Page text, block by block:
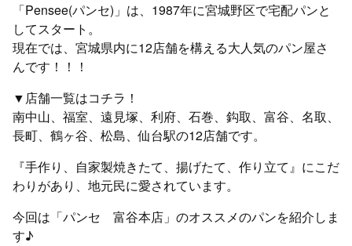
「Pensee(パンセ)」は、1987年に宮城野区で宅配パンと
してスタート。
現在では、宮城県内に12店舗を構える大人気のパン屋さ
んです！！！
▼店舗一覧はコチラ！
南中山、福室、遠見塚、利府、石巻、鈎取、富谷、名取、
長町、鶴ヶ谷、松島、仙台駅の12店舗です。
『手作り、自家製焼きたて、揚げたて、作り立て』にこだ
わりがあり、地元民に愛されています。
今回は「パンセ 富谷本店」のオススメのパンを紹介しま
す♪